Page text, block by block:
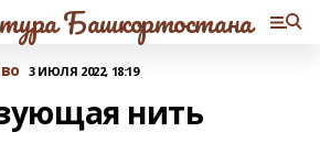
Башкортостана
3 ИЮЛЯ 2022, 18:19
нить